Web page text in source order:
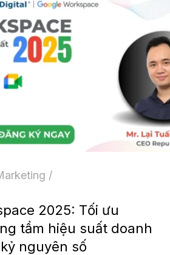
2025: Tối ưu
tầm hiệu suất doanh
nguyên số